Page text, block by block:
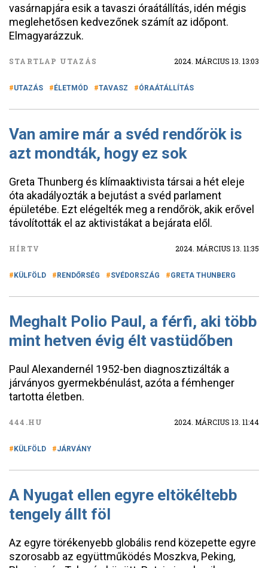
vasárnapjára esik a tavaszi óraátállítás, idén mégis
meglehetősen kedvezőnek számít az időpont.
Elmagyarázzuk.
STARTLAP UTAZÁS 2024. MÁRCIUS 13. 13:03
UTAZÁS ÉLETMÓD TAVASZ ÓRAÁTÁLLÍTÁS
Van amire már a svéd rendőrök is
azt mondták, hogy ez sok
Greta Thunberg és klímaaktivista társai a hét eleje
óta akadályozták a bejutást a svéd parlament
épületébe. Ezt elégelték meg a rendőrök, akik erővel
távolították el az aktivistákat a bejárata elől.
HÍRTV 2024. MÁRCIUS 13. 11:35
KÜLFÖLD RENDŐRSÉG SVÉDORSZÁG GRETA THUNBERG
Meghalt Polio Paul, a férfi, aki több
mint hetven évig élt vastüdőben
Paul Alexandernél 1952-ben diagnosztizálták a
járványos gyermekbénulást, azóta a fémhenger
tartotta életben.
444.HU 2024. MÁRCIUS 13. 11:44
KÜLFÖLD JÁRVÁNY
A Nyugat ellen egyre eltökéltebb
tengely állt föl
Az egyre törékenyebb globális rend közepette egyre
szorosabb az együttműködés Moszkva, Peking,